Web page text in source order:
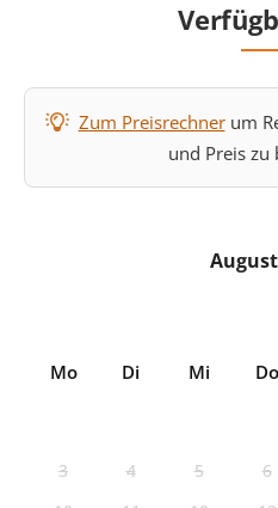
Zum Preisrechnerum
und Preis zu
August
Mo Di Mi Do
3
4 5 6